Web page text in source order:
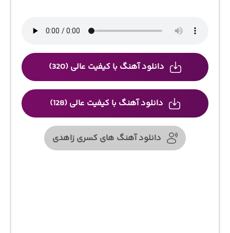
دانلود آهنگ با کیفیت عالی (320)
دانلود آهنگ با کیفیت عالی (128)
دانلود آهنگ های کسری زاهدی